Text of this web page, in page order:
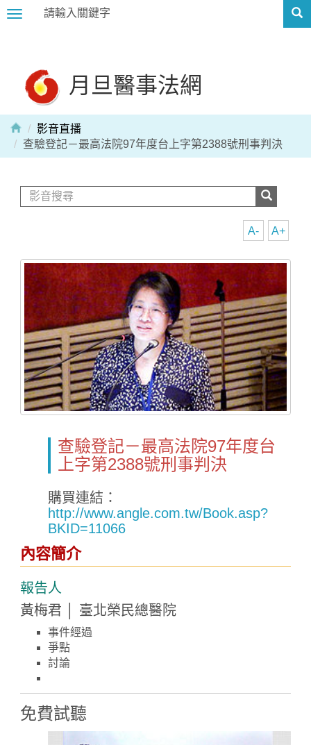
Toggle
月旦醫事法網
影音直播
查驗登記－最高法院97年度台上字第2388號刑事判決
A+
A-
查驗登記－最高法院97年度台
上字第2388號刑事判決
購買連結：
http://www.angle.com.tw/Book.asp?
BKID=11066
內容簡介
報告人
黃梅君 │ 臺北榮民總醫院
事件經過
爭點
討論
免費試聽